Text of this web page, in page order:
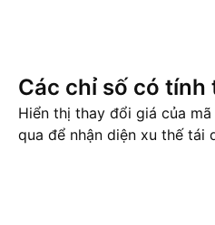
Các chỉ số có tính
Hiển thị thay đổi giá của
qua để nhận diện xu thế tái